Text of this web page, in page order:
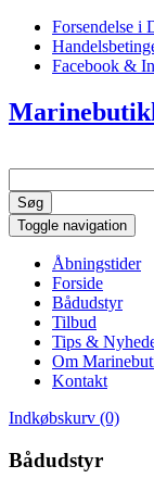
Forsendelse i
Facebook &
Toggle navigation
Åbningstider
Forside
Bådudstyr
Tilbud
Tips &
Om
Kontakt
Indkøbskurv (0)
Bådudstyr